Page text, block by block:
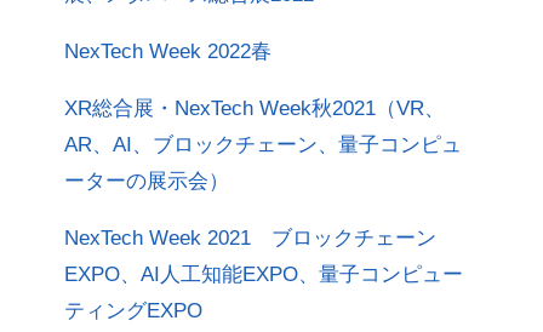
NexTech Week 2022春
XR総合展・NexTech Week秋2021（VR、
AR、AI、ブロックチェーン、量子コンピュ
ーターの展示会）
NexTech Week 2021 ブロックチェーン
EXPO、AI人工知能EXPO、量子コンピュー
ティングEXPO